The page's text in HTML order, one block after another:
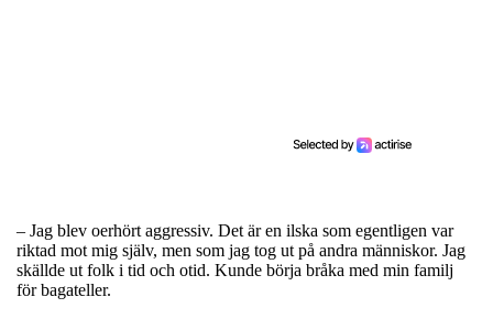
– Jag blev oerhört aggressiv. Det är en ilska som egentligen var
riktad mot mig själv, men som jag tog ut på andra människor. Jag
skällde ut folk i tid och otid. Kunde börja bråka med min familj
för bagateller.